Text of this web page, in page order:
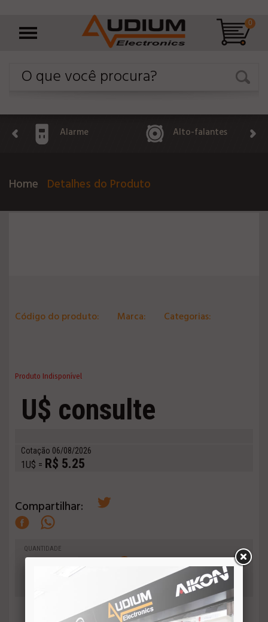
0
Alarme Alto-falantes
Home Detalhes do Produto
Código do produto: Marca: Categorias:
Produto Indisponível
U$ consulte
Cotação 06/08/2026
1U$ = R$ 5.25
Compartilhar:
QUANTIDADE
+ Adicionar
ao orçamento